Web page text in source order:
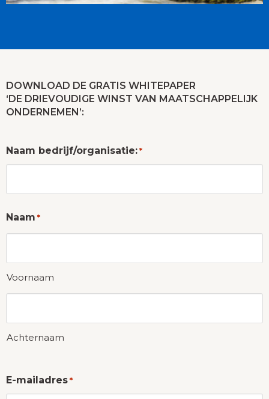
DOWNLOAD DE GRATIS WHITEPAPER
‘DE DRIEVOUDIGE WINST VAN MAATSCHAPPELIJK
ONDERNEMEN’:
Naam bedrijf/organisatie: *
Naam *
Voornaam
Achternaam
E-mailadres *